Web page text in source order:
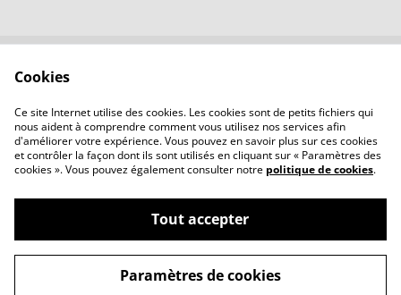
Politique de
confidentialité
Politique de cookies
©2026LBVerre
powered by
Cookies
Ce site Internet utilise des cookies. Les cookies sont de petits fichiers qui
nous aident à comprendre comment vous utilisez nos services afin
d'améliorer votre expérience. Vous pouvez en savoir plus sur ces cookies
et contrôler la façon dont ils sont utilisés en cliquant sur « Paramètres des
cookies ». Vous pouvez également consulter notre politique de cookies.
Tout accepter
Paramètres de cookies